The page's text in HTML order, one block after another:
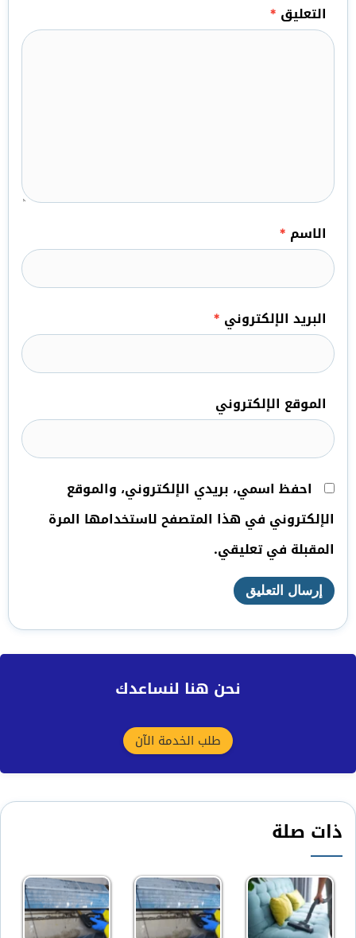
التعليق *
الاسم *
البريد الإلكتروني *
الموقع الإلكتروني
احفظ اسمي، بريدي الإلكتروني، والموقع
الإلكتروني في هذا المتصفح لاستخدامها المرة
المقبلة في تعليقي.
نحن هنا لنساعدك
طلب الخدمة الآن
ذات صلة